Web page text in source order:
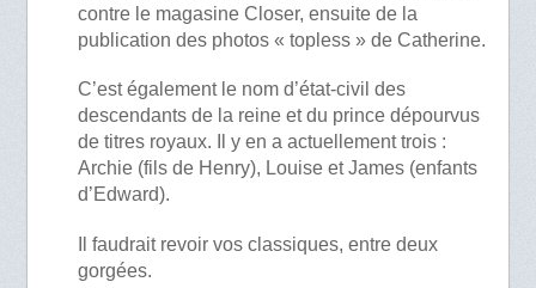
contre le magasine Closer, ensuite de la
publication des photos « topless » de Catherine.
C’est également le nom d’état-civil des
descendants de la reine et du prince dépourvus
de titres royaux. Il y en a actuellement trois :
Archie (fils de Henry), Louise et James (enfants
d’Edward).
Il faudrait revoir vos classiques, entre deux
gorgées.